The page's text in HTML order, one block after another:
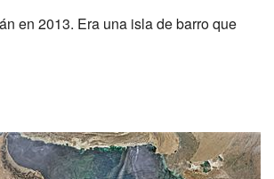
en 2013. Era una isla de barro que